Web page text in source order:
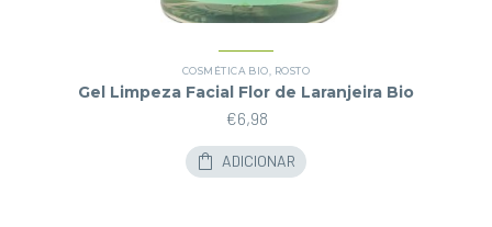
COSMÉTICA BIO, ROSTO
Gel Limpeza Facial Flor de Laranjeira Bio
€6,98
ADICIONAR